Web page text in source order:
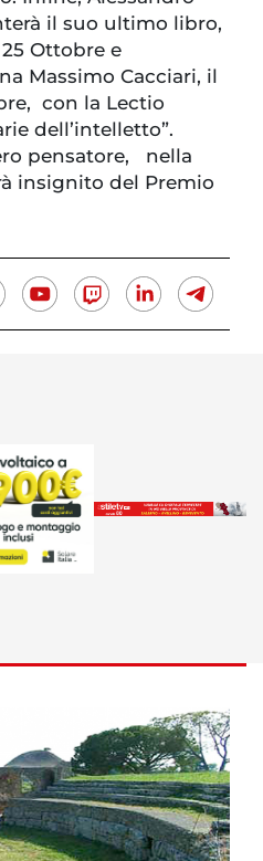
il suo ultimo libro,
Ottobre e
Massimo Cacciari, il
con la Lectio
dell’intelletto”.
pensatore, nella
insignito del Premio